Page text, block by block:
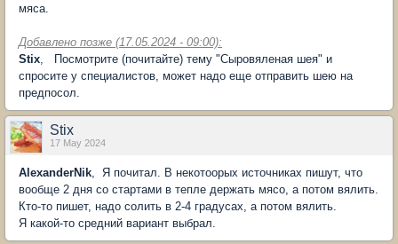
мяса.
Добавлено позже (17.05.2024 - 09:00):
Stix , Посмотрите (почитайте) тему "Сыровяленая шея" и
спросите у специалистов, может надо еще отправить шею на
предпосол.
Stix
17 May 2024
AlexanderNik , Я почитал. В некотоорых источниках пишут, что
вообще 2 дня со стартами в тепле держать мясо, а потом вялить.
Кто-то пишет, надо солить в 2-4 градусах, а потом вялить.
Я какой-то средний вариант выбрал.